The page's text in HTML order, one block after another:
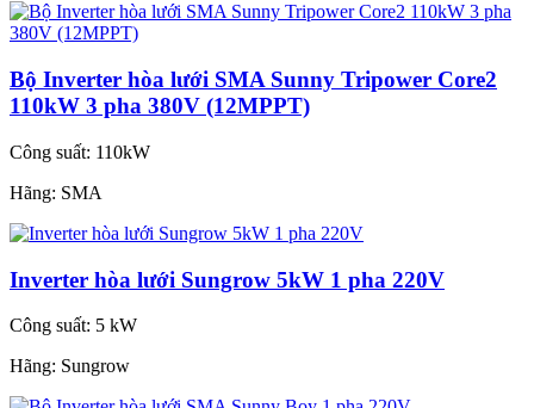
Bộ Inverter hòa lưới SMA Sunny Tripower Core2
110kW 3 pha 380V (12MPPT)
Công suất: 110kW
Hãng: SMA
Inverter hòa lưới Sungrow 5kW 1 pha 220V
Công suất: 5 kW
Hãng: Sungrow